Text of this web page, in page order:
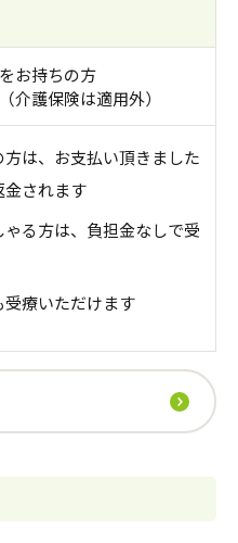
お持ちの方
護保険は適用外）
は、お支払い頂きました
金されます
る方は、負担金なしで受
療いただけます